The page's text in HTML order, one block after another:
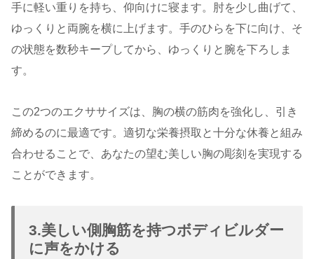
手に軽い重りを持ち、仰向けに寝ます。肘を少し曲げて、
ゆっくりと両腕を横に上げます。手のひらを下に向け、そ
の状態を数秒キープしてから、ゆっくりと腕を下ろしま
す。
この2つのエクササイズは、胸の横の筋肉を強化し、引き
締めるのに最適です。適切な栄養摂取と十分な休養と組み
合わせることで、あなたの望む美しい胸の彫刻を実現する
ことができます。
3.美しい側胸筋を持つボディビルダー
に声をかける